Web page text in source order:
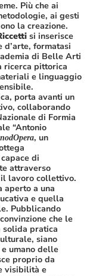
Più che ai
ai gesti
la creazione.
si inserisce
d’arte, formatasi
di Belle Arti
ricerca pittorica
e linguaggio
porta avanti un
collaborando
di Formia
“Antonio
, un
di
attraverso
il lavoro collettivo.
aperto a una
e quella
Pubblicando
che le
solida pratica
siano
umano delle
proprio da
visibilità e